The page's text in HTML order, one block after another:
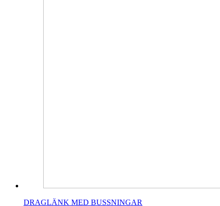
DRAGLÄNK MED BUSSNINGAR